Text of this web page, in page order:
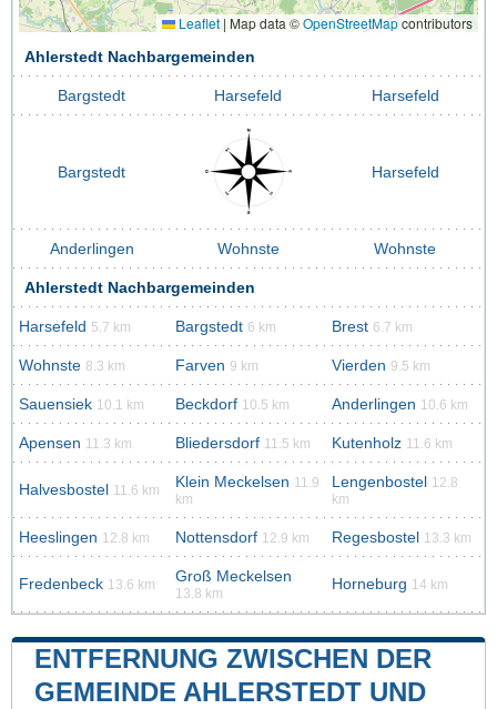
Leaflet | Map data ©OpenStreetMapcontributors
Ahlerstedt Nachbargemeinden
Bargstedt Harsefeld Harsefeld
Bargstedt Harsefeld
Anderlingen Wohnste Wohnste
Ahlerstedt Nachbargemeinden
Harsefeld 5.7 km Bargstedt 6 km Brest 6.7 km
Wohnste 8.3 km Farven 9 km Vierden 9.5 km
Sauensiek 10.1 km Beckdorf 10.5 km Anderlingen 10.6 km
Apensen 11.3 km Bliedersdorf 11.5 km Kutenholz 11.6 km
Halvesbostel 11.6 km Klein Meckelsen 11.9
km
Lengenbostel
12.8
km
Heeslingen 12.8 km Nottensdorf 12.9 km Regesbostel 13.3 km
Fredenbeck 13.6 km Groß Meckelsen
13.8 km
Horneburg 14 km
ENTFERNUNG ZWISCHEN DER
GEMEINDE AHLERSTEDT UND